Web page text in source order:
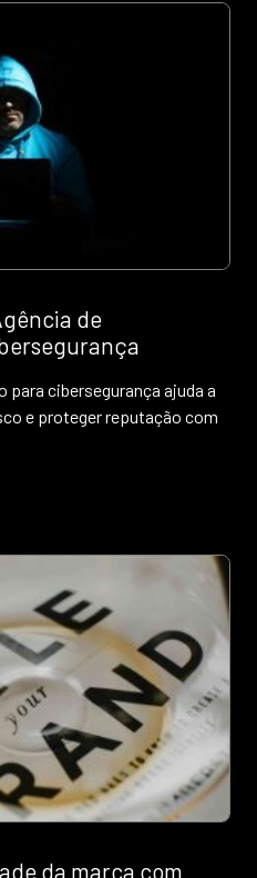
de
para cibersegurança ajuda a
e proteger reputação com
da marca com